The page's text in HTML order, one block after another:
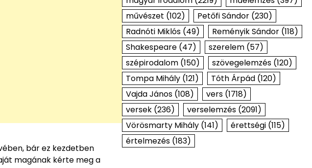
bár ez kezdetben
magának kérte meg a
művészet (102) Petőfi Sándor(230)
Radnóti Miklós(49) Reményik Sándor(118)
Shakespeare(47) szerelem(57)
szépirodalom(150) szövegelemzés(120)
Tompa Mihály(121) Tóth Árpád(120)
Vajda János(108) vers(1718)
versek(236) verselemzés(2091)
Vörösmarty Mihály(141) érettségi(115)
értelmezés(183)